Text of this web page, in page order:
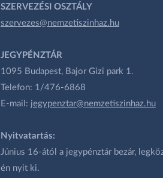
SZERVEZÉSI OSZTÁLY
szervezes@nemzetiszinhaz.hu
JEGYPÉNZTÁR
1095 Budapest, Bajor Gizi park 1.
Telefon: 1/476-6868
E-mail: jegypenztar@nemzetiszinhaz.hu
Nyitvatartás:
Június 16-ától a jegypénztár bezár,
én nyit ki.